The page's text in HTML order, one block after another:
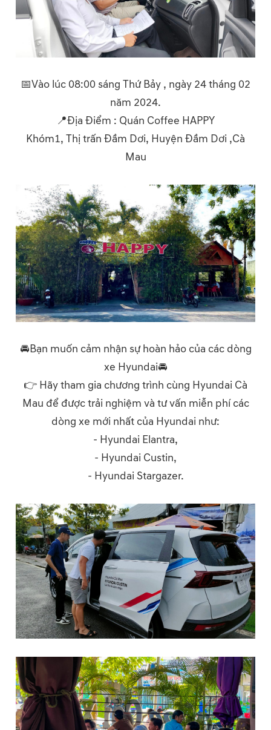
📅Vào lúc 08:00 sáng Thứ Bảy , ngày 24 tháng 02
năm 2024.
📍Địa Điểm : Quán Coffee HAPPY
Khóm1, Thị trấn Đầm Dơi, Huyện Đầm Dơi ,Cà
Mau
🚘Bạn muốn cảm nhận sự hoàn hảo của các dòng
xe Hyundai🚘
👉 Hãy tham gia chương trình cùng Hyundai Cà
Mau để được trải nghiệm và tư vấn miễn phí các
dòng xe mới nhất của Hyundai như:
- Hyundai Elantra,
- Hyundai Custin,
- Hyundai Stargazer.